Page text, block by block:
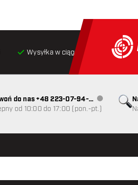
Wysyłka w ciągu 24 godzin
do nas +48 223-07-94-
Obsługa
od 10:00 do 17:00 (pon.-pt.)